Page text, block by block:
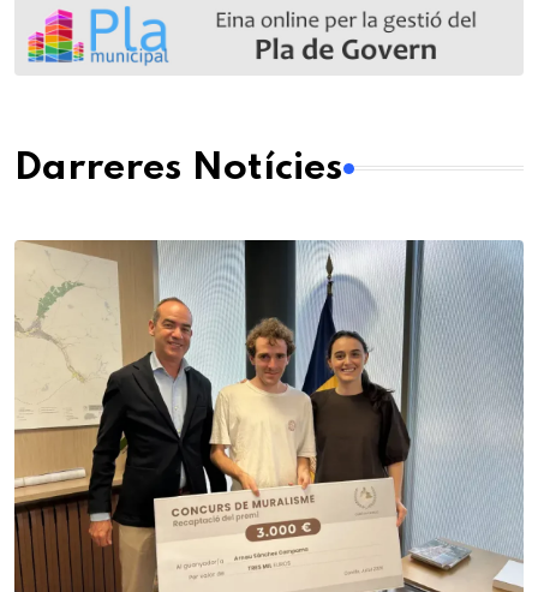
Darreres Notícies